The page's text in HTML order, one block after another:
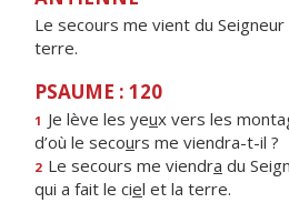
Le secours me vient du
terre.
PSAUME : 120
1 Je lève les yeux vers les
d’où le secours me viendra-t-il ?
2 Le secours me viendra du
qui a fait le ciel et la terre.